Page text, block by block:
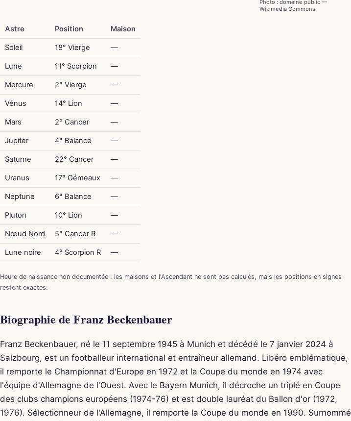
Photo : domaine public —
Wikimedia Commons
Astre Position Maison
Soleil 18° Vierge —
Lune 11° Scorpion —
Mercure 2° Vierge —
Vénus 14° Lion —
Mars 2° Cancer —
Jupiter 4° Balance —
Saturne 22° Cancer —
Uranus 17° Gémeaux —
Neptune 6° Balance —
Pluton 10° Lion —
Nœud Nord 5° Cancer R —
Lune noire 4° Scorpion R —
Heure de naissance non documentée : les maisons et l'Ascendant ne sont pas calculés, mais les positions en signes
restent exactes.
Biographie de Franz Beckenbauer
Franz Beckenbauer, né le 11 septembre 1945 à Munich et décédé le 7 janvier 2024 à
Salzbourg, est un footballeur international et entraîneur allemand. Libéro emblématique,
il remporte le Championnat d'Europe en 1972 et la Coupe du monde en 1974 avec
l'équipe d'Allemagne de l'Ouest. Avec le Bayern Munich, il décroche un triplé en Coupe
des clubs champions européens (1974-76) et est double lauréat du Ballon d'or (1972,
1976). Sélectionneur de l'Allemagne, il remporte la Coupe du monde en 1990. Surnommé